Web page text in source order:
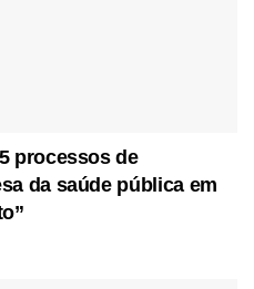
processos de
da saúde pública em